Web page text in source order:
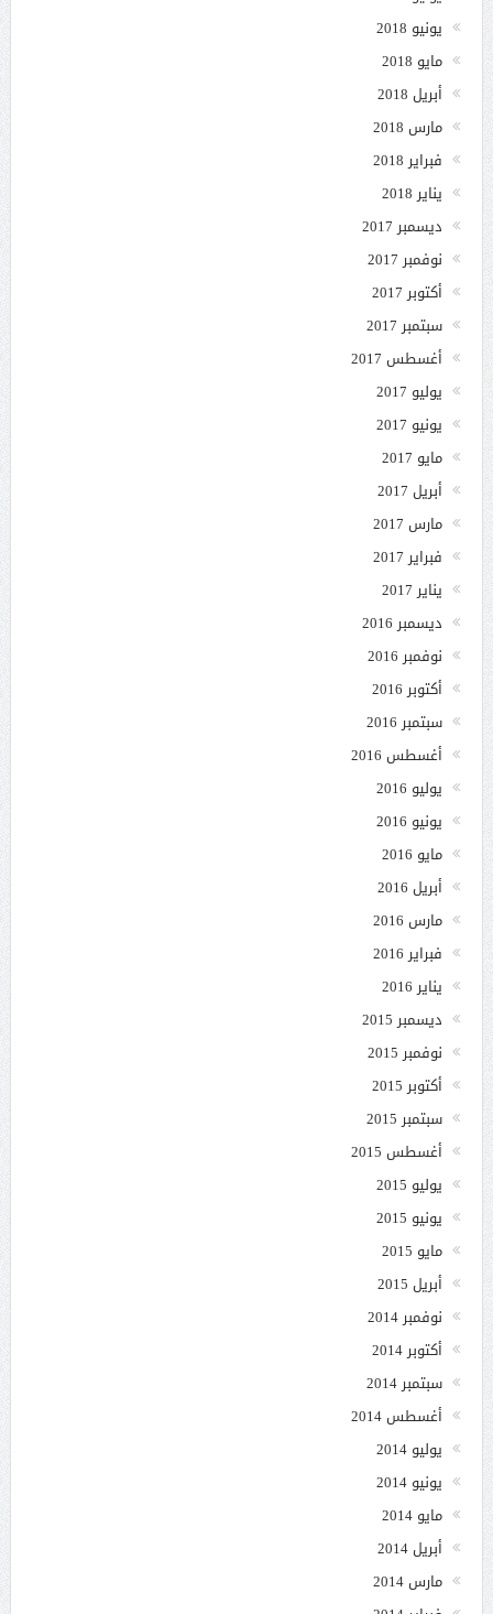
يونيو 2018
مايو 2018
أبريل 2018
مارس 2018
فبراير 2018
يناير 2018
ديسمبر 2017
نوفمبر 2017
أكتوبر 2017
سبتمبر 2017
أغسطس 2017
يوليو 2017
يونيو 2017
مايو 2017
أبريل 2017
مارس 2017
فبراير 2017
يناير 2017
ديسمبر 2016
نوفمبر 2016
أكتوبر 2016
سبتمبر 2016
أغسطس 2016
يوليو 2016
يونيو 2016
مايو 2016
أبريل 2016
مارس 2016
فبراير 2016
يناير 2016
ديسمبر 2015
نوفمبر 2015
أكتوبر 2015
سبتمبر 2015
أغسطس 2015
يوليو 2015
يونيو 2015
مايو 2015
أبريل 2015
نوفمبر 2014
أكتوبر 2014
سبتمبر 2014
أغسطس 2014
يوليو 2014
يونيو 2014
مايو 2014
أبريل 2014
مارس 2014